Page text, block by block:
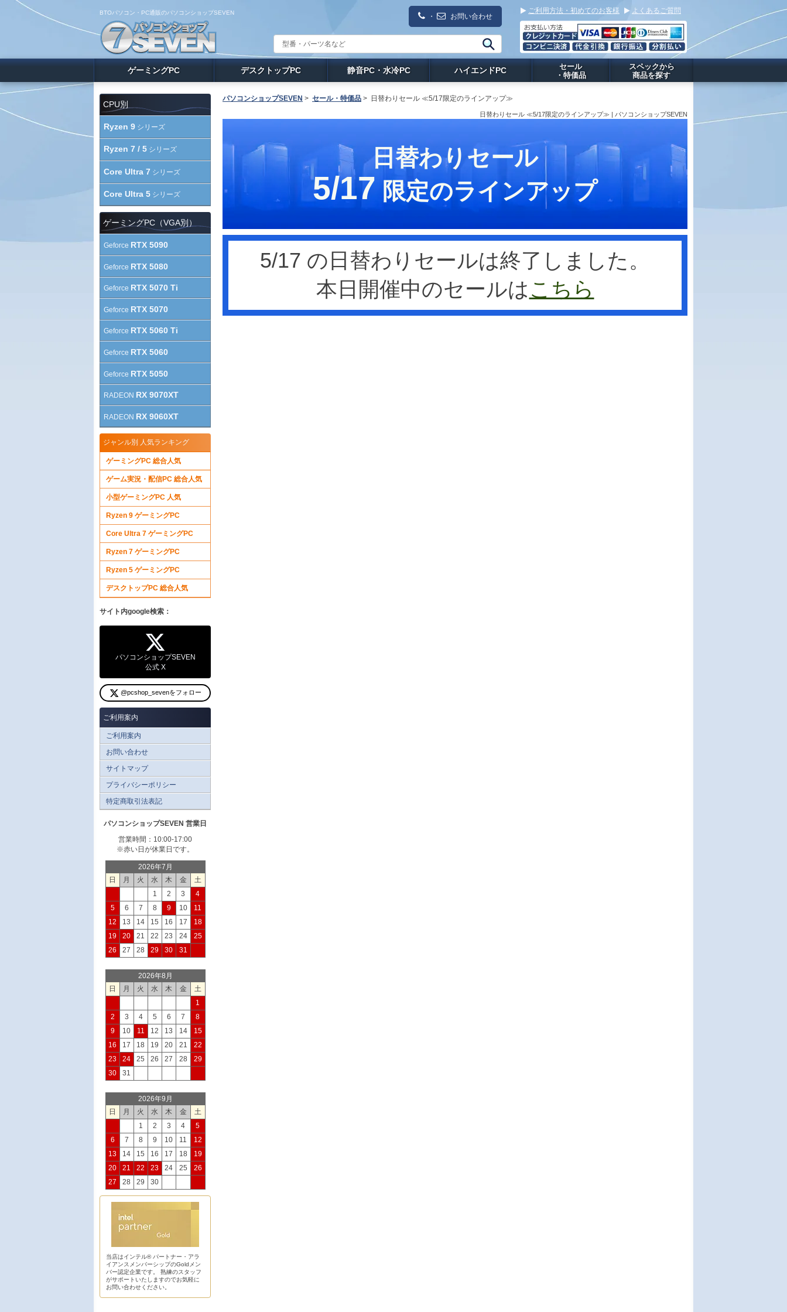
BTOパソコン・PC通販のパソコンショップSEVEN ・ お問い合わせ
ご利用方法・初めてのお客様 よくあるご質問
ゲーミングPC デスクトップPC 静音PC・水冷PC ハイエンドPC
セール
・特価品
スペックから
商品を探す
パソコンショップSEVEN > セール・特価品 > 日替わりセール ≪5/17限定のラインアップ≫
日替わりセール ≪5/17限定のラインアップ≫ | パソコンショップSEVEN
日替わりセール
5/17限定のラインアップ
5/17 の日替わりセールは終了しました。
本日開催中のセールはこちら
CPU別
Ryzen 9 シリーズ
Ryzen 7 / 5 シリーズ
Core Ultra 7 シリーズ
Core Ultra 5 シリーズ
ゲーミングPC（VGA別）
Geforce RTX 5090
Geforce RTX 5080
Geforce RTX 5070 Ti
Geforce RTX 5070
Geforce RTX 5060 Ti
Geforce RTX 5060
Geforce RTX 5050
RADEON RX 9070XT
RADEON RX 9060XT
ジャンル別 人気ランキング
ゲーミングPC 総合人気
ゲーム実況・配信PC 総合人気
小型ゲーミングPC 人気
Ryzen 9 ゲーミングPC
Core Ultra 7 ゲーミングPC
Ryzen 7 ゲーミングPC
Ryzen 5 ゲーミングPC
デスクトップPC 総合人気
サイト内google検索：
パソコンショップSEVEN
公式 X
@pcshop_sevenをフォロー
ご利用案内
ご利用案内
お問い合わせ
サイトマップ
プライバシーポリシー
特定商取引法表記
パソコンショップSEVEN 営業日
営業時間：10:00-17:00
※赤い日が休業日です。
2026年7月
日
月 火 水 木 金
土
1
2 3
4
5
6 7 8 9 10
11
12
13 14 15 16 17
18
19
20 21 22 23 24
25
26
27 28 29 30 31
2026年8月
日
月 火 水 木 金
土
1
2
3 4 5 6 7
8
9
10 11 12 13 14
15
16
17 18 19 20 21
22
23
24 25 26 27 28
29
30
31
2026年9月
日
月 火 水 木 金
土
1
2 3 4
5
6
7 8 9 10 11
12
13
14 15 16 17 18
19
20
21 22 23 24 25
26
27
28 29 30
当店はインテル® パートナー・アラ
イアンスメンバーシップのGoldメン
バー認定企業です。 熟練のスタッフ
がサポートいたしますのでお気軽に
お問い合わせください。